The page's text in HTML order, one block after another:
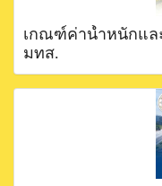
เกณฑ์ค่าน้ำหนักแล
มทส.